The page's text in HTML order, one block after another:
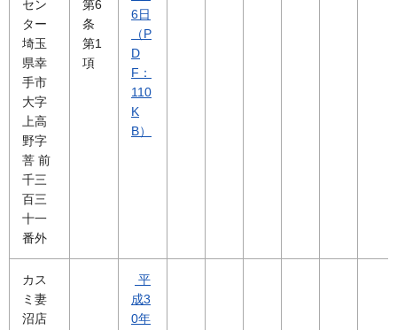
セン
ター
埼玉
県幸
手市
大字
上高
野字
菩 前
千三
百三
十一
番外
第6
条
第1
項
6日
（P
D
F：
110
K
B）
カス
ミ妻
沼店
平
成3
0年